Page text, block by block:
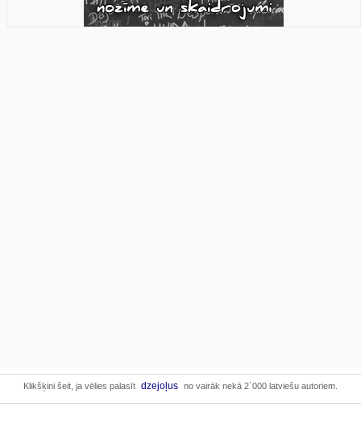
Klikšķini šeit, ja vēlies palasīt dzejoļus no vairāk nekā 2`000 latviešu autoriem.